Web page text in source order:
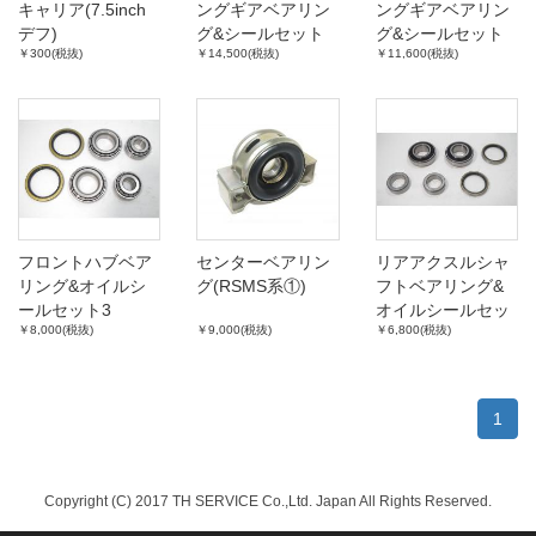
キャリア(7.5inch
デフ)
￥300(税抜)
ングギアベアリン
グ&シールセット
(7.5inchデフ、
￥14,500(税抜)
ングギアベアリン
グ&シールセット
(7.5inchデフ、
￥11,600(税抜)
フロントハブベア
リング&オイルシ
ールセット3
￥8,000(税抜)
センターベアリン
グ(RSMS系①)
￥9,000(税抜)
リアアクスルシャ
フトベアリング&
オイルシールセッ
ト各車用②
￥6,800(税抜)
1
Copyright (C) 2017 TH SERVICE Co.,Ltd. Japan All Rights Reserved.